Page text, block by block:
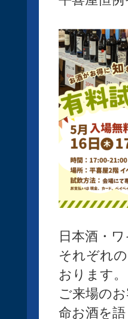
日本酒・
それぞれ
おります。
ご来場の
命お酒を語